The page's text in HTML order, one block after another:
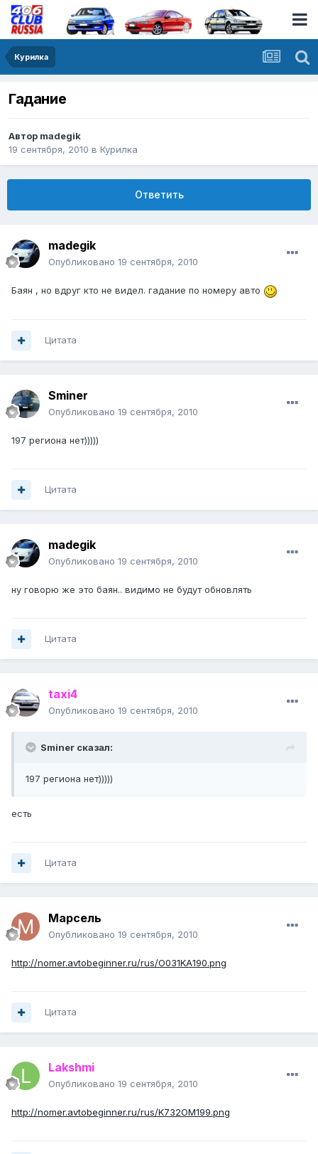
Курилка
Гадание
Автор madegik
19 сентября, 2010 в Курилка
Ответить
madegik
Опубликовано 19 сентября, 2010
Баян , но вдруг кто не видел. гадание по номеру авто
Цитата
Sminer
Опубликовано 19 сентября, 2010
197 региона нет)))))
Цитата
madegik
Опубликовано 19 сентября, 2010
ну говорю же это баян.. видимо не будут обновлять
Цитата
taxi4
Опубликовано 19 сентября, 2010
Sminer сказал:
197 региона нет)))))
есть
Цитата
Марсель
Опубликовано 19 сентября, 2010
http://nomer.avtobeginner.ru/rus/O031KA190.png
Цитата
Lakshmi
Опубликовано 19 сентября, 2010
http://nomer.avtobeginner.ru/rus/K732OM199.png